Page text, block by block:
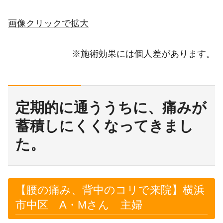
画像クリックで拡大
※施術効果には個人差があります。
定期的に通ううちに、痛みが
蓄積しにくくなってきまし
た。
【腰の痛み、背中のコリで来院】横浜
市中区 A・Mさん 主婦